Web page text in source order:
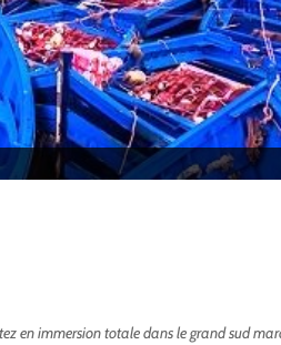
en immersion totale dans le grand sud